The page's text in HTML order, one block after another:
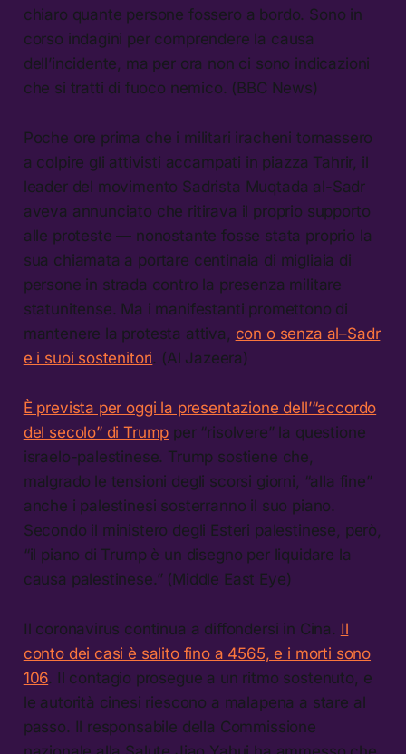
chiaro quante persone fossero a bordo. Sono in
corso indagini per comprendere la causa
dell’incidente, ma per ora non ci sono indicazioni
che si tratti di fuoco nemico. (BBC News)
Poche ore prima che i militari iracheni tornassero
a colpire gli attivisti accampati in piazza Tahrir, il
leader del movimento Sadrista Muqtada al-Sadr
aveva annunciato che ritirava il proprio supporto
alle proteste — nonostante fosse stata proprio la
sua chiamata a portare centinaia di migliaia di
persone in strada contro la presenza militare
statunitense. Ma i manifestanti promettono di
mantenere la protesta attiva, con o senza al–Sadr
e i suoi sostenitori. (Al Jazeera)
È prevista per oggi la presentazione dell’“accordo
del secolo” di Trump per “risolvere” la questione
israelo-palestinese. Trump sostiene che,
malgrado le tensioni degli scorsi giorni, “alla fine”
anche i palestinesi sosterranno il suo piano.
Secondo il ministero degli Esteri palestinese, però,
“il piano di Trump è un disegno per liquidare la
causa palestinese.” (Middle East Eye)
Il coronavirus continua a diffondersi in Cina. Il
conto dei casi è salito fino a 4565, e i morti sono
106. Il contagio prosegue a un ritmo sostenuto, e
le autorità cinesi riescono a malapena a stare al
passo. Il responsabile della Commissione